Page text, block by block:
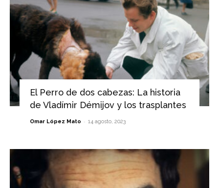
El Perro de dos cabezas: La historia
de Vladímir Démijov y los trasplantes
Omar López Mato - 14 agosto, 2023